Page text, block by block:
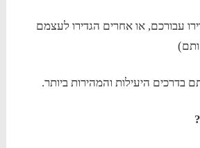
עבורכם, או אחרים הגדירו לעצמם
בדרכים היעילות והמהירות ביותר.